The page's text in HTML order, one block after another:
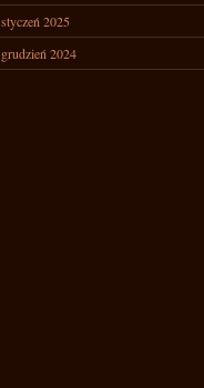
styczeń 2025
grudzień 2024